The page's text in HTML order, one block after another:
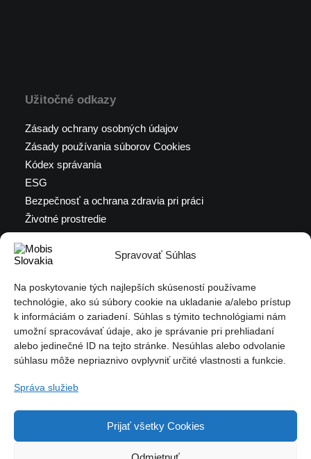
Spravovať Súhlas
Na poskytovanie tých najlepších skúseností používame
technológie, ako sú súbory cookie na ukladanie a/alebo prístup
k informáciám o zariadení. Súhlas s týmito technológiami nám
umožní spracovávať údaje, ako je správanie pri prehliadaní
alebo jedinečné ID na tejto stránke. Nesúhlas alebo odvolanie
súhlasu môže nepriaznivo ovplyvniť určité vlastnosti a funkcie.
Správa služieb
Prijať všetky Cookies
Užitočné odkazy
Zásady ochrany osobných údajov
Zásady používania súborov Cookies
Kódex správania
ESG
Bezpečnosť a ochrana zdravia pri práci
Životné prostredie
Certifikáty a iné dokumenty
Ochrana oznamovateľa (PDF)
VOĽNÉ POZÍCIE
Všetky voľné pozície nájdete na stránke Profesia.sk